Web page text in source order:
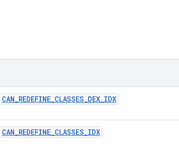
CAN_REDEFINE_CLASSES_DEX_IDX
CAN_REDEFINE_CLASSES_IDX